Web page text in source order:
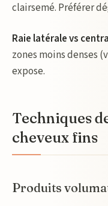
clairsemé. Préférer
Raie latérale vs
zones moins denses
expose.
Techniques
cheveux fins
Produits